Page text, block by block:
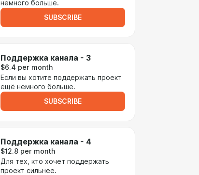
немного больше.
SUBSCRIBE
Поддержка канала - 3
$6.4 per month
Если вы хотите поддержать проект
ещё немного больше.
SUBSCRIBE
Поддержка канала - 4
$12.8 per month
Для тех, кто хочет поддержать
проект сильнее.